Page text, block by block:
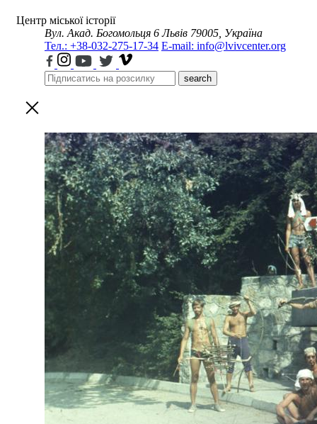
Центр міської історії
Вул. Акад. Богомольця 6 Львів 79005, Україна
Тел.: +38-032-275-17-34 E-mail: info@lvivcenter.org
search